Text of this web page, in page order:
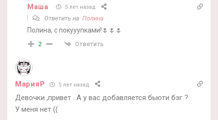
Маша 5 лет назад
Ответить на Полина
Полина, с покууупками!🌷🌷🌷
2 Ответить
МарияР 5 лет назад
Девочки ,привет . А у вас добавляется бьюти бэг ?
У меня нет ((